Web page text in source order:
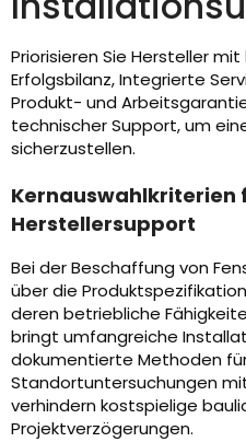
Priorisieren Sie Hersteller mit
Erfolgsbilanz, Integrierte
Produkt- und
technischer Support, um
sicherzustellen.
Kernauswahlkriterien
Herstellersupport
Bei der Beschaffung von
über die
deren betriebliche
bringt umfangreiche
dokumentierte Methoden
Standortuntersuchungen
verhindern kostspielige
Projektverzögerungen.